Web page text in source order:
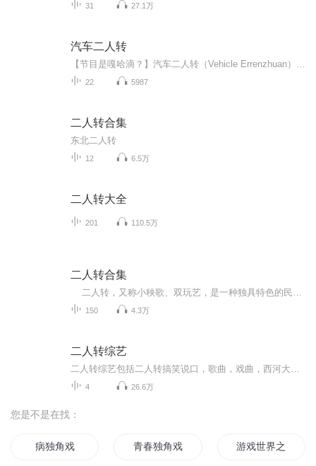
31 27.1万
汽车二人转
22 5987
二人转合集
东北二人转
12 6.5万
二人转大全
201 110.5万
二人转合集
150 4.3万
二人转综艺
4 26.6万
您是不是在找：
病独角戏 青春独角戏 游戏世界之独角